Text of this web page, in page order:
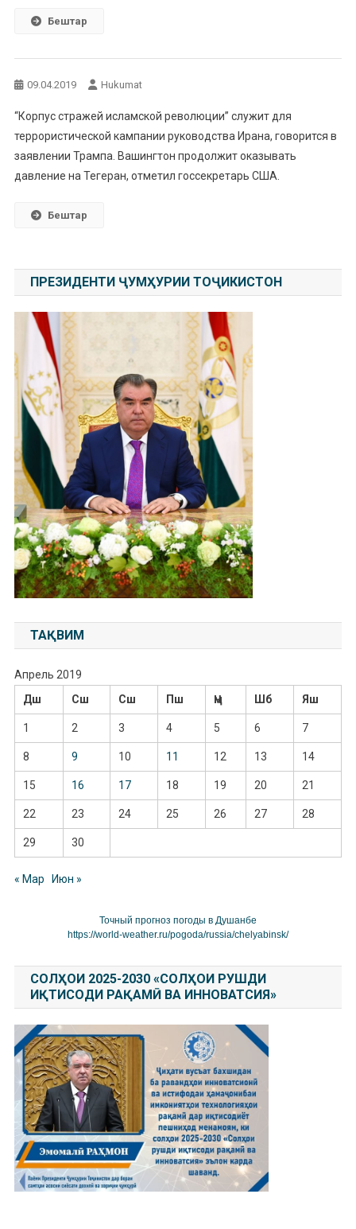
Бештар
09.04.2019 Hukumat
“Корпус стражей исламской революции” служит для
террористической кампании руководства Ирана, говорится в
заявлении Трампа. Вашингтон продолжит оказывать
давление на Тегеран, отметил госсекретарь США.
Бештар
ПРЕЗИДЕНТИ ҶУМҲУРИИ ТОҶИКИСТОН
ТАҚВИМ
Апрель 2019
Дш
Сш Сш Пш Ҷм Шб Яш
1 2 3 4 5 6 7
8 9 10 11 12 13 14
15 16 17 18 19 20 21
22 23 24 25 26 27 28
29 30
« Мар Июн »
Точный прогноз погоды в Душанбе
https://world-weather.ru/pogoda/russia/chelyabinsk/
СОЛҲОИ 2025-2030 «СОЛҲОИ РУШДИ
ИҚТИСОДИ РАҚАМӢ ВА ИННОВАТСИЯ»